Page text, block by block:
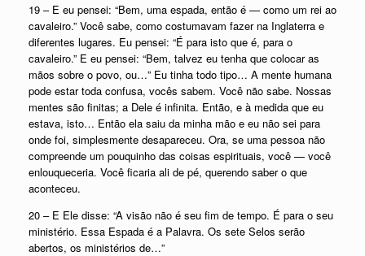
19 – E eu pensei: “Bem, uma espada, então é — como um rei ao
cavaleiro.” Você sabe, como costumavam fazer na Inglaterra e
diferentes lugares. Eu pensei: “É para isto que é, para o
cavaleiro.” E eu pensei: “Bem, talvez eu tenha que colocar as
mãos sobre o povo, ou…” Eu tinha todo tipo… A mente humana
pode estar toda confusa, vocês sabem. Você não sabe. Nossas
mentes são finitas; a Dele é infinita. Então, e à medida que eu
estava, isto… Então ela saiu da minha mão e eu não sei para
onde foi, simplesmente desapareceu. Ora, se uma pessoa não
compreende um pouquinho das coisas espirituais, você — você
enlouqueceria. Você ficaria ali de pé, querendo saber o que
aconteceu.
20 – E Ele disse: “A visão não é seu fim de tempo. É para o seu
ministério. Essa Espada é a Palavra. Os sete Selos serão
abertos, os ministérios de…”